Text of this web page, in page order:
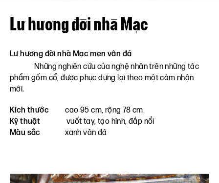
Lư hương đời nhà Mạc
Lư hương đời nhà Mạc men vân đá
Những nghiên cứu của nghệ nhân trên những tác
phẩm gốm cổ, được phục dựng lại theo một cảm nhận
mới.
Kích thước
cao 95 cm, rộng 78 cm
Kỹ thuật
vuốt tay, tạo hình, đắp nổi
Màu sắc
xanh vân đá